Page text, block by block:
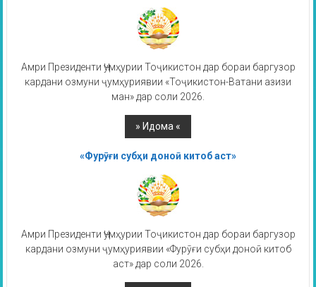
Амри Президенти Ҷумҳурии Тоҷикистон дар бораи баргузор
кардани озмуни ҷумҳуриявии «Тоҷикистон-Ватани азизи
ман» дар соли 2026.
«Фурӯғи субҳи доноӣ китоб аст»
Амри Президенти Ҷумҳурии Тоҷикистон дар бораи баргузор
кардани озмуни ҷумҳуриявии «Фурӯғи субҳи доноӣ китоб
аст» дар соли 2026.